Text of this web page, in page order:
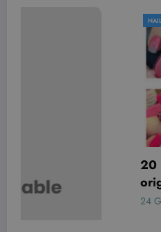
20 Nail art per San
originali!
Simona